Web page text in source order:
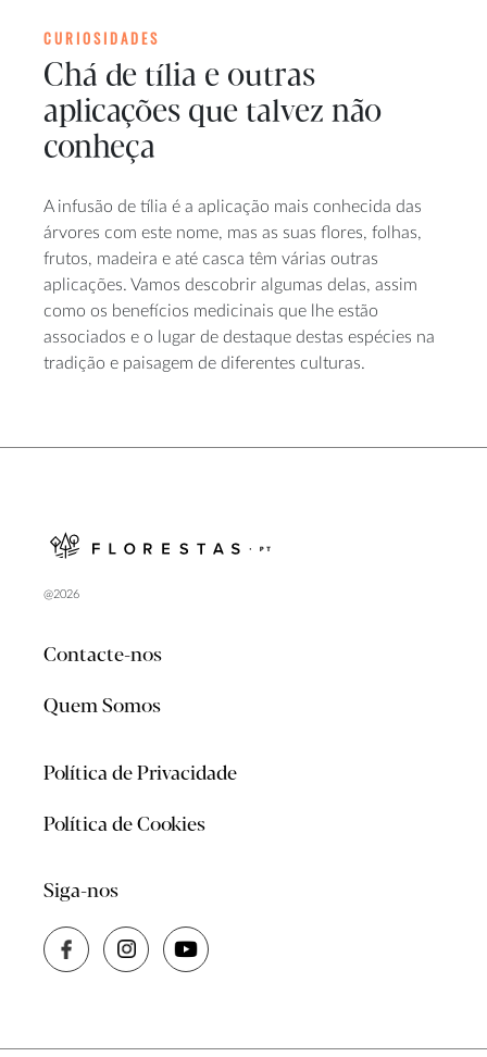
CURIOSIDADES
Chá de tília e outras
aplicações que talvez não
conheça
A infusão de tília é a aplicação mais conhecida das
árvores com este nome, mas as suas flores, folhas,
frutos, madeira e até casca têm várias outras
aplicações. Vamos descobrir algumas delas, assim
como os benefícios medicinais que lhe estão
associados e o lugar de destaque destas espécies na
tradição e paisagem de diferentes culturas.
@2026
Contacte-nos
Quem Somos
Política de Privacidade
Política de Cookies
Siga-nos